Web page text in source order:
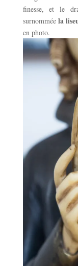
finesse, et le
surnomméela
en photo.